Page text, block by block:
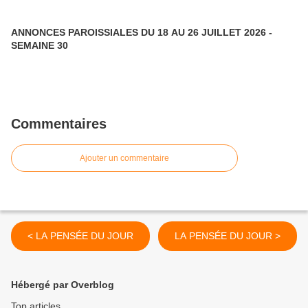
ANNONCES PAROISSIALES DU 18 AU 26 JUILLET 2026 -
SEMAINE 30
Commentaires
Ajouter un commentaire
< LA PENSÉE DU JOUR LA PENSÉE DU JOUR >
Hébergé par Overblog